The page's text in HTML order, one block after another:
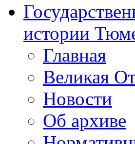
истории
Главная
Великая
Новости
Об архиве